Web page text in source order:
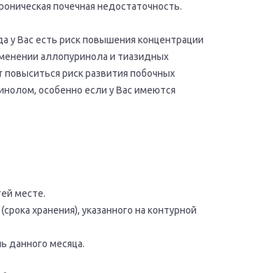
почечная недостаточность.
Вас есть риск повышения концентрации
аллопуринола и тиазидных
риск развития побочных
особенно если у Вас имеются
месте.
хранения), указанного на контурной
данного месяца.